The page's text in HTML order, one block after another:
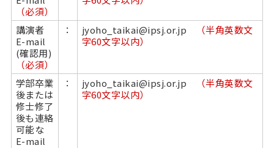
（必須）
講演者
E-mail
(確認用)
（必須）
： jyoho_taikai@ipsj.or.jp （半角英数文
字60文字以内）
学部卒業
後または
修士修了
後も連絡
可能な
E-mail
： jyoho_taikai@ipsj.or.jp （半角英数文
字60文字以内）